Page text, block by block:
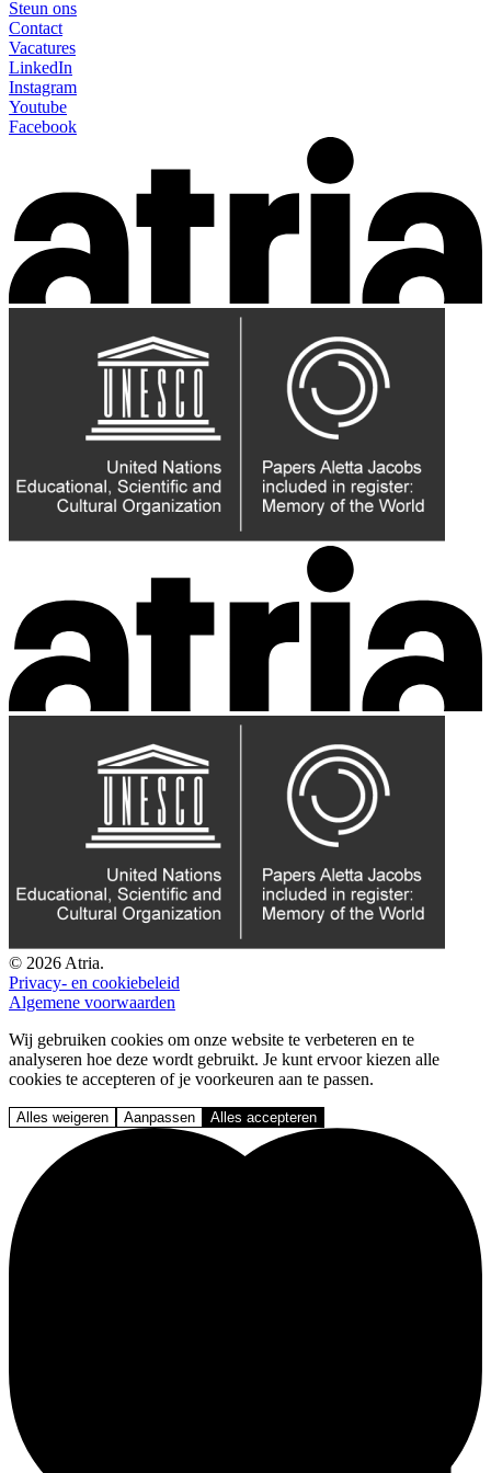
Steun ons
Contact
Vacatures
LinkedIn
Instagram
Youtube
Facebook
© 2026 Atria.
Privacy- en cookiebeleid
Algemene voorwaarden
Wij gebruiken cookies om onze website te verbeteren en te
analyseren hoe deze wordt gebruikt. Je kunt ervoor kiezen alle
cookies te accepteren of je voorkeuren aan te passen.
Alles weigeren Aanpassen Alles accepteren